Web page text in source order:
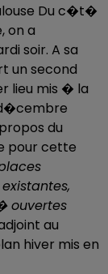
Du c�t�
on a
soir. A sa
un second
lieu mis � la
du
pour cette
ouvertes
au
hiver mis en